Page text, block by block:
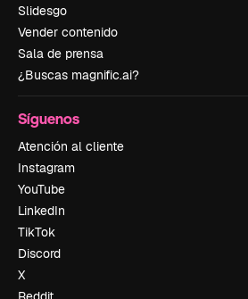
Slidesgo
Vender contenido
Sala de prensa
¿Buscas magnific.ai?
Síguenos
Atención al cliente
Instagram
YouTube
LinkedIn
TikTok
Discord
X